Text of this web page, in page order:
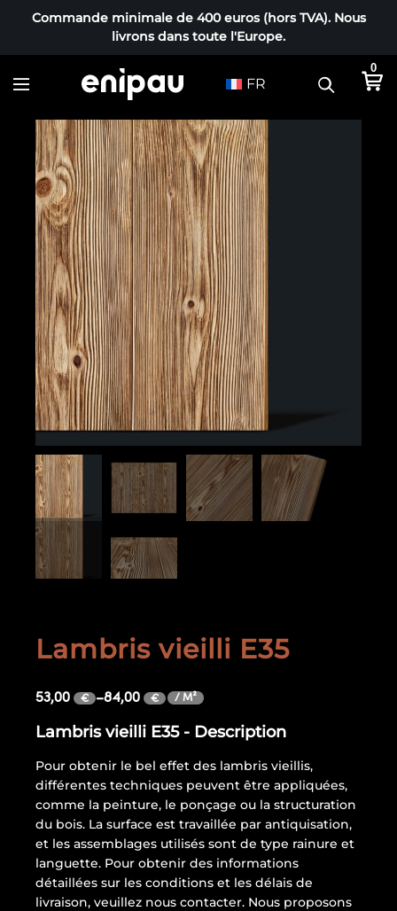
Commande minimale de 400 euros (hors TVA). Nous
livrons dans toute l'Europe.
FR
0
Lambris vieilli E35
53,00 € –84,00 € / M²
Lambris vieilli E35 - Description
Pour obtenir le bel effet des lambris vieillis,
différentes techniques peuvent être appliquées,
comme la peinture, le ponçage ou la structuration
du bois. La surface est travaillée par antiquisation,
et les assemblages utilisés sont de type rainure et
languette. Pour obtenir des informations
détaillées sur les conditions et les délais de
livraison, veuillez nous contacter. Nous proposons